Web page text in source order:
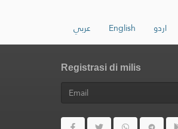
عربي English اردو
Registrasi di milis